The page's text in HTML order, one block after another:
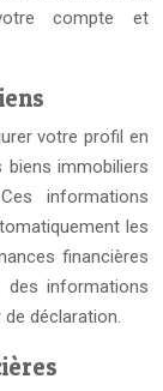
compte et
votre profil en
immobiliers
informations
les
financières
des informations
déclaration.